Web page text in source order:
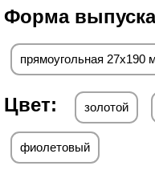
Форма
прямоугольная 27х190
Цвет: золотой
фиолетовый